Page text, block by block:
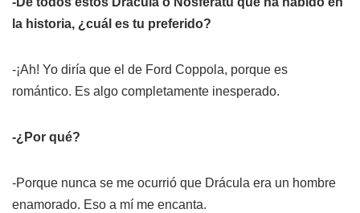
la historia, ¿cuál es tu preferido?
-¡Ah! Yo diría que el de Ford Coppola, porque es
romántico. Es algo completamente inesperado.
-¿Por qué?
-Porque nunca se me ocurrió que Drácula era un hombre
enamorado. Eso a mí me encanta.